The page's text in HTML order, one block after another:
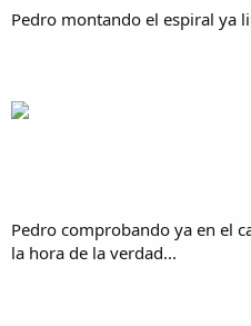
Pedro montando el espiral ya
Pedro comprobando ya en el
la hora de la verdad...​